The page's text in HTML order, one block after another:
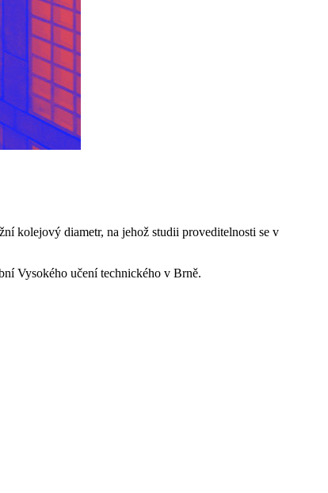
kolejový diametr, na jehož studii proveditelnosti se v
Vysokého učení technického v Brně.